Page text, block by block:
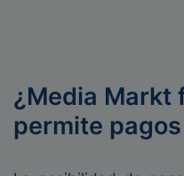
¿Media Markt
permite